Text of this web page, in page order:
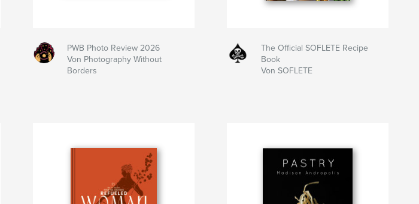
PWB Photo Review 2026
Von Photography Without
Borders
The Official SOFLETE Recipe
Book
Von SOFLETE